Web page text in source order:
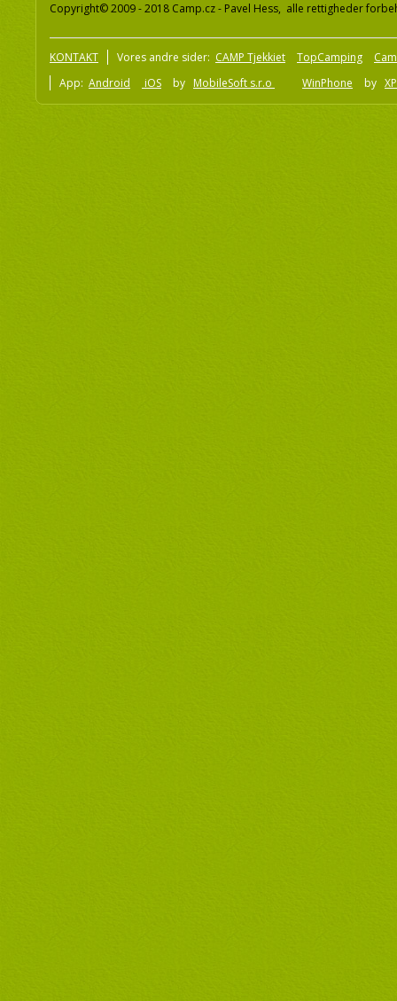
Copyright© 2009 - 2018 Camp.cz - Pavel Hess, alle rettigheder
KONTAKT Vores andre sider: CAMP Tjekkiet TopCamping
App: Android iOS by MobileSoft s.r.o WinPhone by